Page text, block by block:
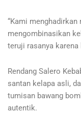
“Kami menghadirkan
mengombinasikan
teruji rasanya karena
Rendang Salero
santan kelapa asli,
tumisan bawang
autentik.